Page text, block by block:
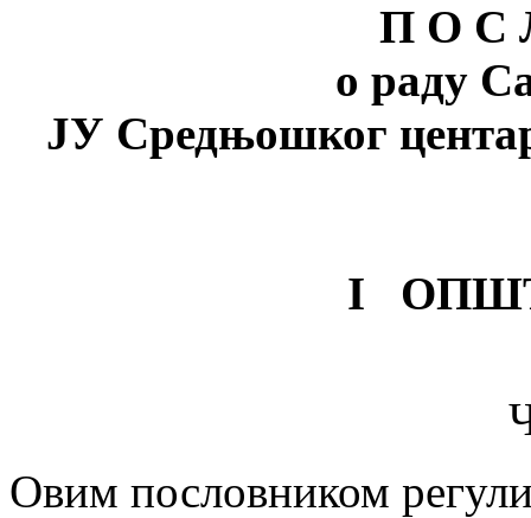
П О С
о раду
ЈУ Средњошког
I
Овим пословником